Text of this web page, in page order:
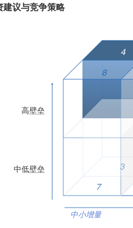
建议与竞争策略
高壁垒
中低壁垒
中小增量